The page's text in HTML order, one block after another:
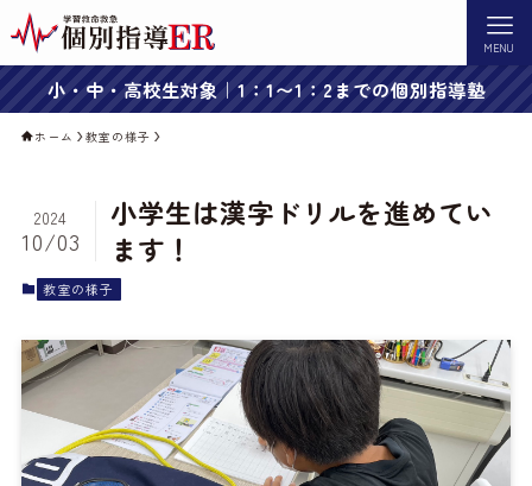
MENU
小・中・高校生対象｜1：1〜1：2までの個別指導塾
ホーム 教室の様子
小学生は漢字ドリルを進めてい
ます！
2024
10/03
教室の様子